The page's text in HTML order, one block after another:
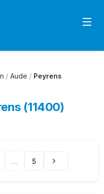
/ Aude / Peyrens
(11400)
... 5